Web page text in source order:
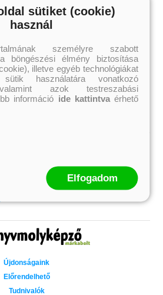
Böszörményi Gyula
Cselenyák Imre
Csukás István
Helena Silence
Kántor Kata
On Sai
Rácz-Stefán Tibor
Róbert Katalin
Spirit Bliss
Szélesi Sándor
u. 12/B
információk:
Újdonságaink
Előrendelhető
Tudnivalók
sütiket (cookie)
használ
személyre szabott
böngészési élmény biztosítása
illetve egyéb technológiákat
használatára vonatkozó
azok testreszabási
információ ide kattintvaérhető
Elfogadom